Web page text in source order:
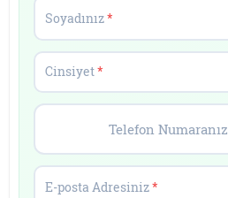
Soyadınız*
Cinsiyet*
Telefon Numaranız
E-posta Adresiniz*